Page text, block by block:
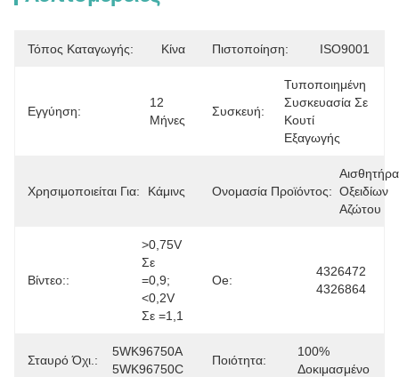
Τόπος Καταγωγής: Κίνα Πιστοποίηση: ISO9001
Εγγύηση:
12
Μήνες
Συσκευή:
Τυποποιημένη
Συσκευασία Σε
Κουτί
Εξαγωγής
Χρησιμοποιείται Για: Κάμινς Ονομασία Προϊόντος: Οξειδίων
Αζώτου
Βίντεο::
>0,75V
Σε
=0,9;
<0,2V
Σε =1,1
Oe:
4326472
4326864
Σταυρό Όχι.:
5WK96750A
5WK96750C
Ποιότητα:
100%
Δοκιμασμένο